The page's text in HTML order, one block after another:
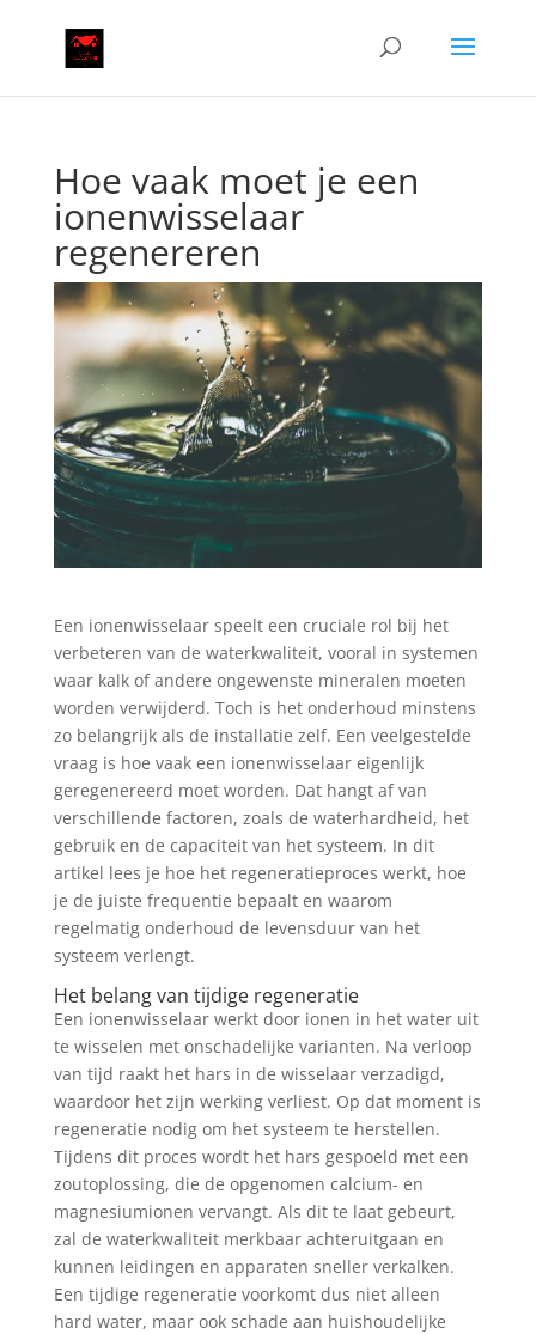
Hoe vaak moet je een
ionenwisselaar
regenereren
Een ionenwisselaar speelt een cruciale rol bij het
verbeteren van de waterkwaliteit, vooral in systemen
waar kalk of andere ongewenste mineralen moeten
worden verwijderd. Toch is het onderhoud minstens
zo belangrijk als de installatie zelf. Een veelgestelde
vraag is hoe vaak een ionenwisselaar eigenlijk
geregenereerd moet worden. Dat hangt af van
verschillende factoren, zoals de waterhardheid, het
gebruik en de capaciteit van het systeem. In dit
artikel lees je hoe het regeneratieproces werkt, hoe
je de juiste frequentie bepaalt en waarom
regelmatig onderhoud de levensduur van het
systeem verlengt.
Het belang van tijdige regeneratie
Een ionenwisselaar werkt door ionen in het water uit
te wisselen met onschadelijke varianten. Na verloop
van tijd raakt het hars in de wisselaar verzadigd,
waardoor het zijn werking verliest. Op dat moment is
regeneratie nodig om het systeem te herstellen.
Tijdens dit proces wordt het hars gespoeld met een
zoutoplossing, die de opgenomen calcium- en
magnesiumionen vervangt. Als dit te laat gebeurt,
zal de waterkwaliteit merkbaar achteruitgaan en
kunnen leidingen en apparaten sneller verkalken.
Een tijdige regeneratie voorkomt dus niet alleen
hard water, maar ook schade aan huishoudelijke